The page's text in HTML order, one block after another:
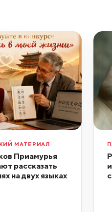
МАТЕРИАЛ
Приамурья
рассказать
на двух языках